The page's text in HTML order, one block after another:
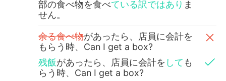
部の食べ物を食べている訳ではあり ま
せん。
余る食べ物があったら、店員に会計を
もらう時、Can I get a box?
残飯があったら、店員に会計を して も
らう時、Can I get a box?